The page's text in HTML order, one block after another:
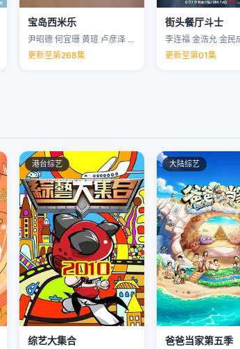
宝岛西米乐
尹昭德 何宜珊 黄瑄 卢彦泽 …
更新至第268集
街头餐厅斗士
更新至第01集
港台综艺
综艺大集合
大陆综艺
爸爸当家第五季